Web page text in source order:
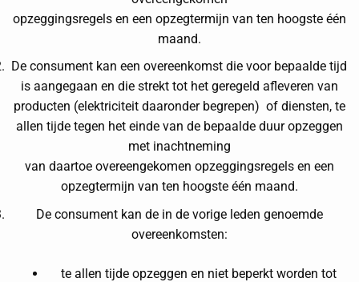
opzeggingsregels en een opzegtermijn van ten hoogste één
maand.
De consument kan een overeenkomst die voor bepaalde tijd
is aangegaan en die strekt tot het geregeld afleveren van
producten (elektriciteit daaronder begrepen) of diensten, te
allen tijde tegen het einde van de bepaalde duur opzeggen
met inachtneming
van daartoe overeengekomen opzeggingsregels en een
opzegtermijn van ten hoogste één maand.
De consument kan de in de vorige leden genoemde
overeenkomsten:
te allen tijde opzeggen en niet beperkt worden tot